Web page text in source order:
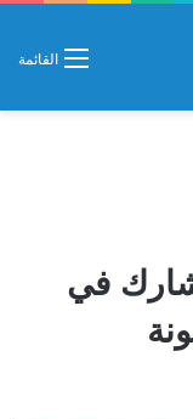
القائمة
في